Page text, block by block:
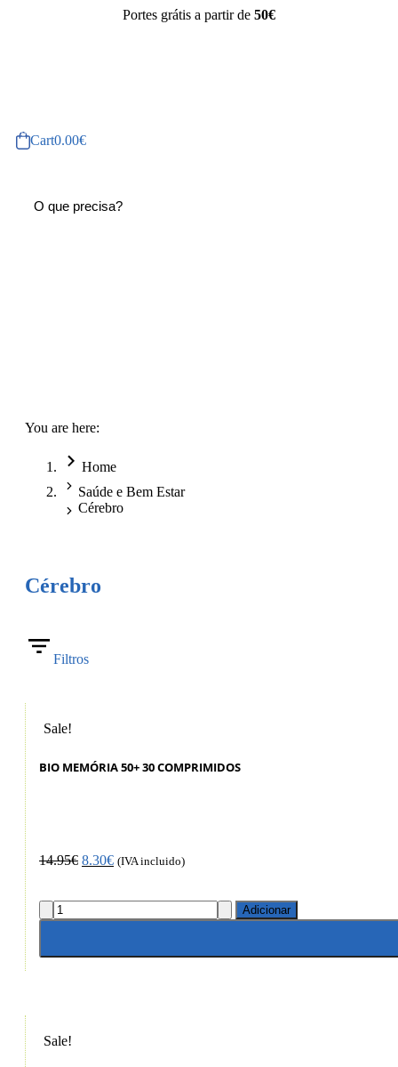
Portes grátis a partir de 50€
Cart0.00€
You are here:
Home
Saúde e Bem Estar
Cérebro
Cérebro
Filtros
Sale!
BIO MEMÓRIA 50+ 30 COMPRIMIDOS
14.95€ 8.30€ (IVA incluido)
Adicionar
Sale!